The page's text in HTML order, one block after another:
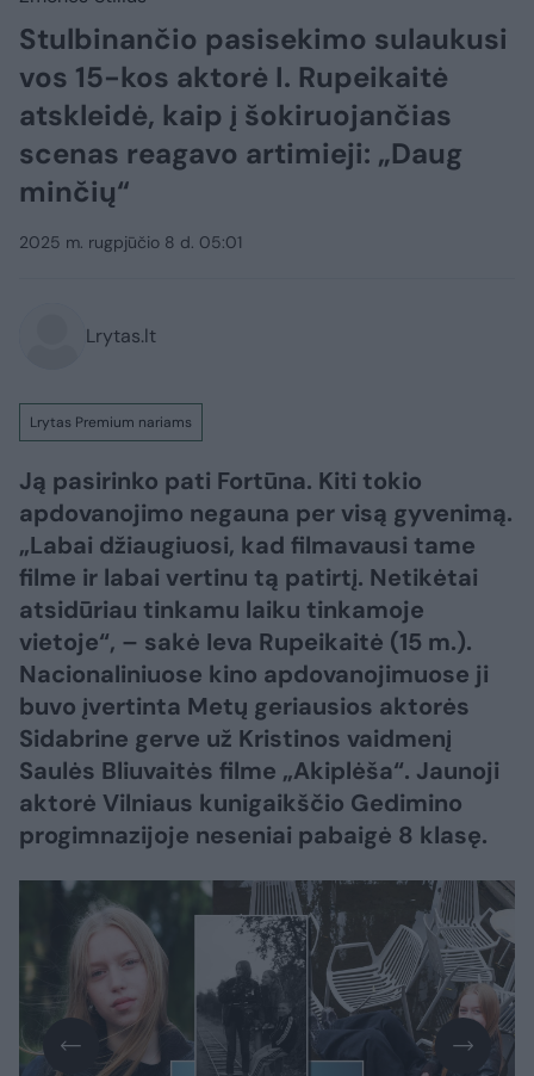
Stulbinančio pasisekimo sulaukusi
vos 15-kos aktorė I. Rupeikaitė
atskleidė, kaip į šokiruojančias
scenas reagavo artimieji: „Daug
minčių“
2025 m. rugpjūčio 8 d. 05:01
Lrytas.lt
Lrytas Premium nariams
Ją pasirinko pati Fortūna. Kiti tokio
apdovanojimo negauna per visą gyvenimą.
„Labai džiaugiuosi, kad filmavausi tame
filme ir labai vertinu tą patirtį. Netikėtai
atsidūriau tinkamu laiku tinkamoje
vietoje“, – sakė Ieva Rupeikaitė (15 m.).
Nacionaliniuose kino apdovanojimuose ji
buvo įvertinta Metų geriausios aktorės
Sidabrine gerve už Kristinos vaidmenį
Saulės Bliuvaitės filme „Akiplėša“. Jaunoji
aktorė Vilniaus kunigaikščio Gedimino
progimnazijoje neseniai pabaigė 8 klasę.